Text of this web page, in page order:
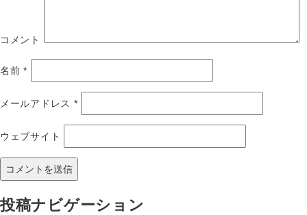
コメント
名前*
メールアドレス *
ウェブサイト
投稿ナビゲーション